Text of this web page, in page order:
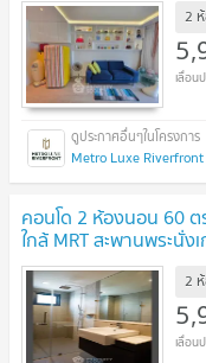
2
คอนโด 2 ห้องนอน 60 ต
ใกล้ MRT สะพานพระนั่
2